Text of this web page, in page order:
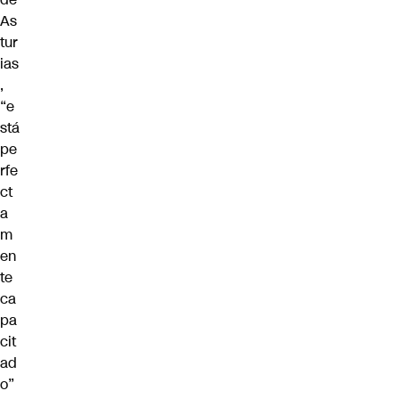
As
tur
ias
,
“e
stá
pe
rfe
ct
a
m
en
te
ca
pa
cit
ad
o”